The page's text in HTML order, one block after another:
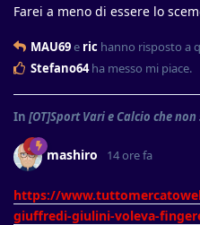
Farei a meno di essere lo
MAU69e ric hanno risposto a
Stefano64ha messo mi piace.
In [OT]Sport Vari e Calcio che
mashiro 14 ore fa
https://
giuffredi-giulini-voleva-